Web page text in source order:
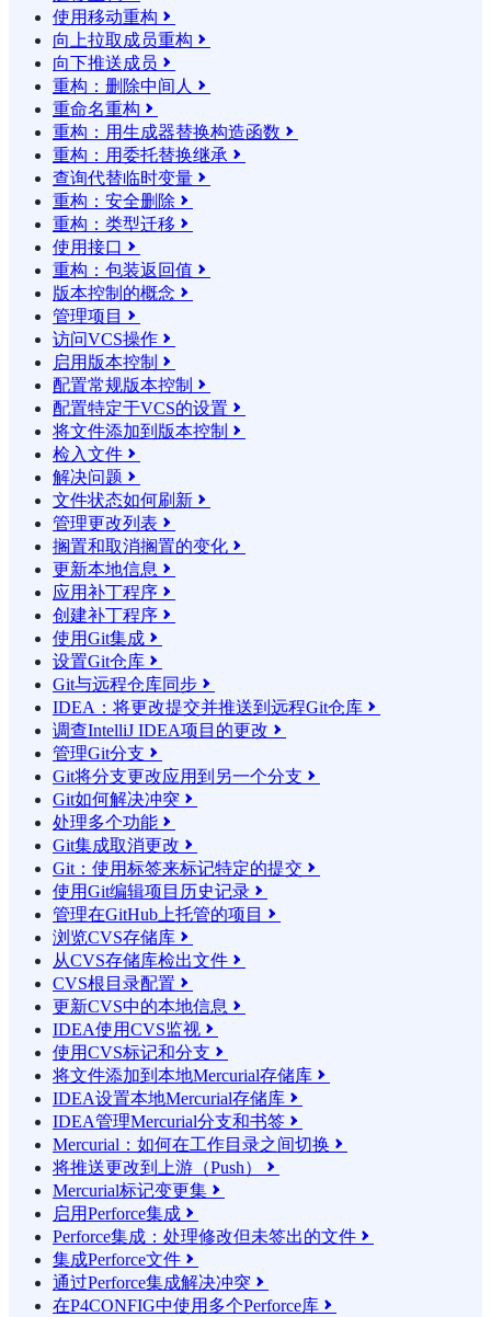
使用移动重构 
向上拉取成员重构 
向下推送成员 
重构：删除中间人 
重命名重构 
重构：用生成器替换构造函数 
重构：用委托替换继承 
查询代替临时变量 
重构：安全删除 
重构：类型迁移 
使用接口 
重构：包装返回值 
版本控制的概念 
管理项目 
访问VCS操作 
启用版本控制 
配置常规版本控制 
配置特定于VCS的设置 
将文件添加到版本控制 
检入文件 
解决问题 
文件状态如何刷新 
管理更改列表 
搁置和取消搁置的变化 
更新本地信息 
应用补丁程序 
创建补丁程序 
使用Git集成 
设置Git仓库 
Git与远程仓库同步 
IDEA：将更改提交并推送到远程Git仓库 
调查IntelliJ IDEA项目的更改 
管理Git分支 
Git将分支更改应用到另一个分支 
Git如何解决冲突 
处理多个功能 
Git集成取消更改 
Git：使用标签来标记特定的提交 
使用Git编辑项目历史记录 
管理在GitHub上托管的项目 
浏览CVS存储库 
从CVS存储库检出文件 
CVS根目录配置 
更新CVS中的本地信息 
IDEA使用CVS监视 
使用CVS标记和分支 
将文件添加到本地Mercurial存储库 
IDEA设置本地Mercurial存储库 
IDEA管理Mercurial分支和书签 
Mercurial：如何在工作目录之间切换 
将推送更改到上游（Push） 
Mercurial标记变更集 
启用Perforce集成 
Perforce集成：处理修改但未签出的文件 
集成Perforce文件 
通过Perforce集成解决冲突 
在P4CONFIG中使用多个Perforce库 